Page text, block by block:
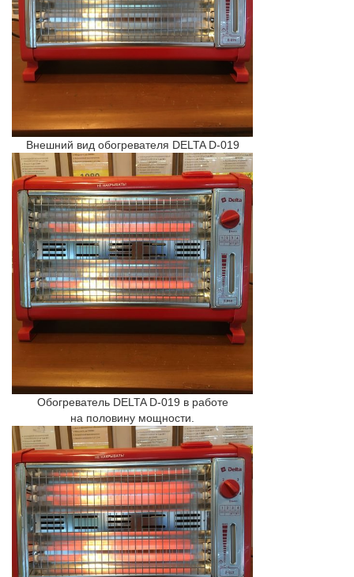
Внешний вид обогревателя DELTA D-019
Обогреватель DELTA D-019 в работе
на половину мощности.